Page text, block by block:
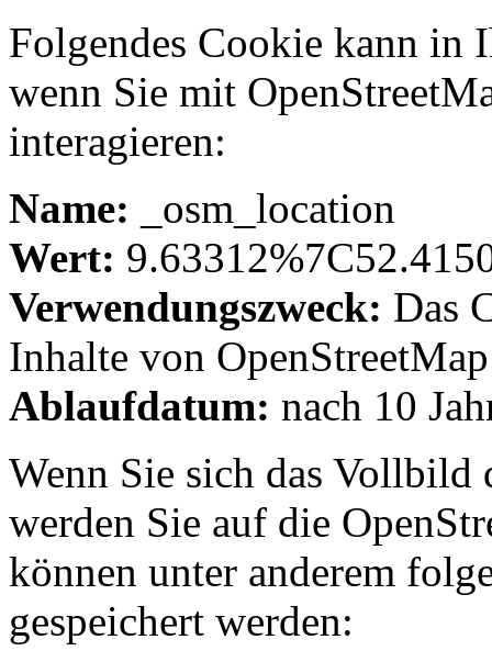
Folgendes Cookie kann in
wenn Sie mit
interagieren:
Name: _osm_location
Wert:
Verwendungszweck: Das
Inhalte von
Ablaufdatum: nach 10
Wenn Sie sich das Vollbild
werden Sie auf die
können unter anderem
gespeichert werden: